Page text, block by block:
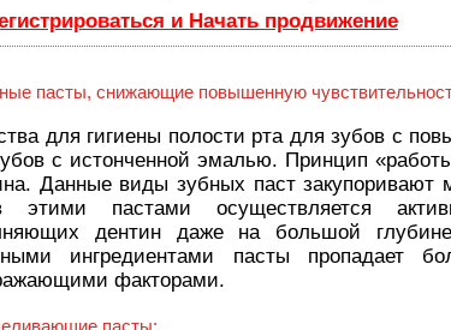
и Начать продвижение
пасты, снижающие повышенную
для гигиены полости рта для зубов с
с истонченной эмалью. Принцип
Данные виды зубных паст закупоривают
этими пастами осуществляется
дентин даже на большой
ингредиентами пасты пропадает
факторами.